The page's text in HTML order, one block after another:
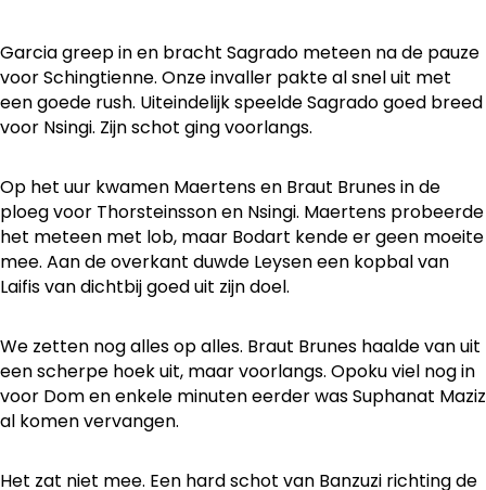
Garcia greep in en bracht Sagrado meteen na de pauze
voor Schingtienne. Onze invaller pakte al snel uit met
een goede rush. Uiteindelijk speelde Sagrado goed breed
voor Nsingi. Zijn schot ging voorlangs.
Op het uur kwamen Maertens en Braut Brunes in de
ploeg voor Thorsteinsson en Nsingi. Maertens probeerde
het meteen met lob, maar Bodart kende er geen moeite
mee. Aan de overkant duwde Leysen een kopbal van
Laifis van dichtbij goed uit zijn doel.
We zetten nog alles op alles. Braut Brunes haalde van uit
een scherpe hoek uit, maar voorlangs. Opoku viel nog in
voor Dom en enkele minuten eerder was Suphanat Maziz
al komen vervangen.
Het zat niet mee. Een hard schot van Banzuzi richting de